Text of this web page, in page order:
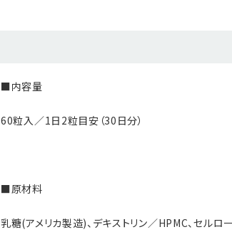
■内容量
60粒入／1日2粒目安（30日分）
■原材料
乳糖(アメリカ製造)、デキストリン／HPMC、セルロ